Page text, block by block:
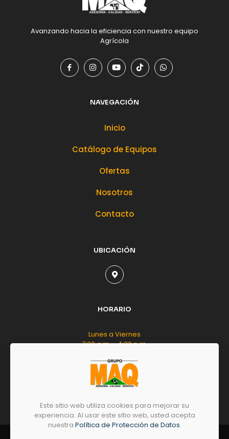
Avanzando hacia la eficiencia con nuestro equipo
Agrícola
NAVEGACIÓN
Inicio
Catálogo de Equipos
Ofertas
Nosotros
Contacto
UBICACIÓN
HORARIO
Lunes a Viernes
7:30 a.m. - 4:30 p.m.
Sábado
8:00 a.m. - 12:00 m.d.
Este sitio web utiliza cookies para mejorar su
experiencia. Al usar este sitio web, usted acepta
nuestra Política de Protección de Datos.